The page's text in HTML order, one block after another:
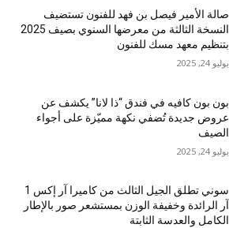
صالة الأمير فيصل بن فهد للفنون تستضيف
النسخة الثالثة من معرضها السنوي بصيف 2025
بتنظيم معهد مسك للفنون
يوليو 24, 2025
بون بون كافيه في فندق “ذا لانا” يكشف عن
عروض جديدة تُضفي نكهة مميّزة على أجواء
الصيف
يوليو 24, 2025
سوني تطلق الجيل الثالث من كاميرا آر إكس 1
آر الرائدة وخفيفة الوزن بمستشعر صور بالإطار
الكامل والعدسة الثابتة